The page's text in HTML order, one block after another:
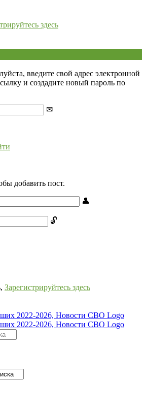
здесь
введите свой адрес электронной
и создадите новый пароль по
добавить пост.
Зарегистрируйтесь здесь